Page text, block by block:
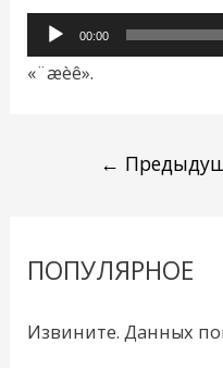
Аудиоплеер
00:00
«¨æèê».
←
ПОПУЛЯРНОЕ
Извините. Данных